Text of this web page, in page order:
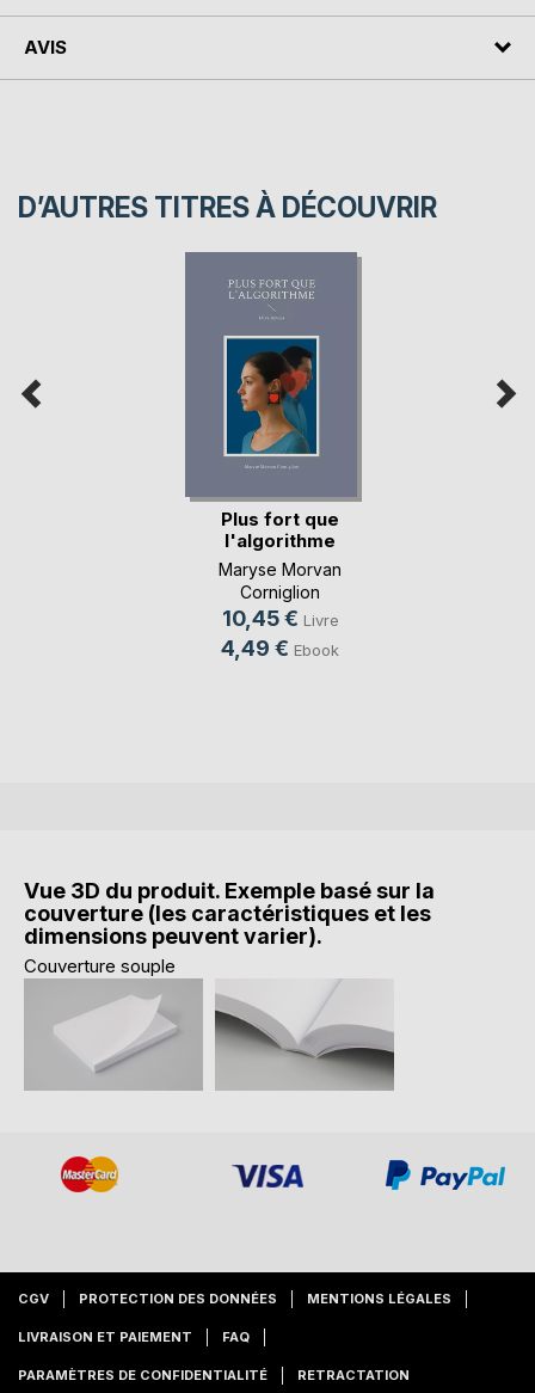
AVIS
D’AUTRES TITRES À DÉCOUVRIR
Plus fort que
l'algorithme
Maryse Morvan
Corniglion
10,45 € Livre
4,49 € Ebook
Vue 3D du produit. Exemple basé sur la
couverture (les caractéristiques et les
dimensions peuvent varier).
Couverture souple
CGV PROTECTION DES DONNÉES MENTIONS LÉGALES
LIVRAISON ET PAIEMENT FAQ
PARAMÈTRES DE CONFIDENTIALITÉ RETRACTATION